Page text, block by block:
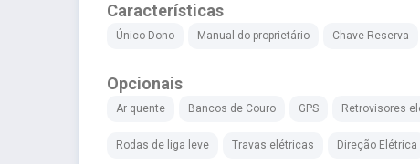
Características
Único Dono Manual do proprietário Chave Reserva
Opcionais
Ar quente Bancos de Couro GPS Retrovisores
Rodas de liga leve Travas elétricas Direção Elétrica